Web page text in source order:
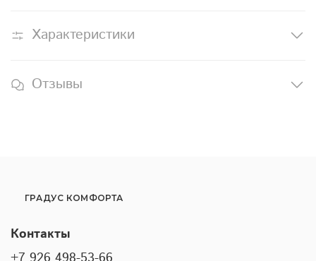
Характеристики
Отзывы
ГРАДУС КОМФОРТА
Контакты